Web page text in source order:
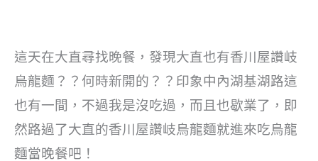
這天在大直尋找晚餐，發現大直也有香川屋讚岐
烏龍麵？？何時新開的？？印象中內湖基湖路這
也有一間，不過我是沒吃過，而且也歇業了，即
然路過了大直的香川屋讚岐烏龍麵就進來吃烏龍
麵當晚餐吧！